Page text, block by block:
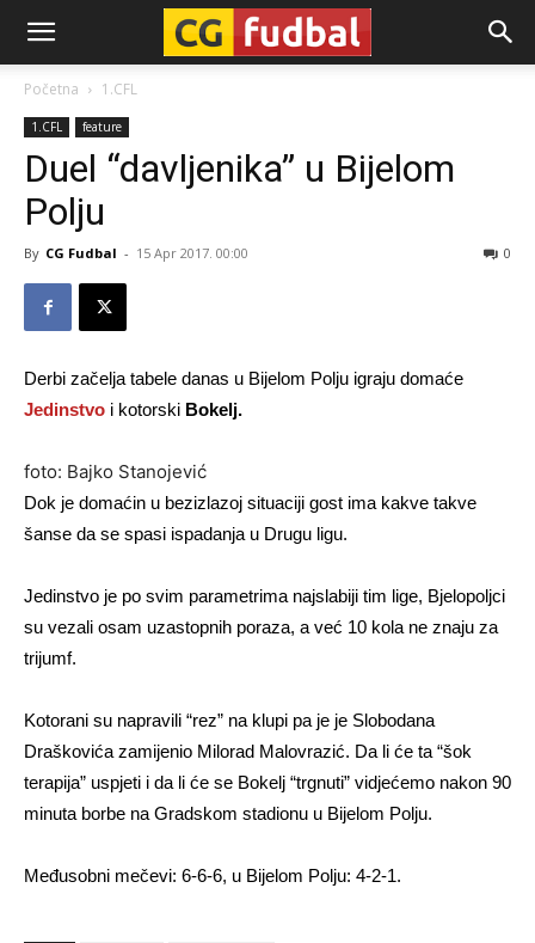
CG-
Fudbal
Početna 1.CFL
1.CFL feature
Duel “davljenika” u Bijelom
Polju
By CG Fudbal - 15 Apr 2017. 00:00 0
Derbi začelja tabele danas u Bijelom Polju igraju domaće
Jedinstvo i kotorski Bokelj.
foto: Bajko Stanojević
Dok je domaćin u bezizlazoj situaciji gost ima kakve takve
šanse da se spasi ispadanja u Drugu ligu.
Jedinstvo je po svim parametrima najslabiji tim lige, Bjelopoljci
su vezali osam uzastopnih poraza, a već 10 kola ne znaju za
trijumf.
Kotorani su napravili “rez” na klupi pa je je Slobodana
Draškovića zamijenio Milorad Malovrazić. Da li će ta “šok
terapija” uspjeti i da li će se Bokelj “trgnuti” vidjećemo nakon 90
minuta borbe na Gradskom stadionu u Bijelom Polju.
Međusobni mečevi: 6-6-6, u Bijelom Polju: 4-2-1.